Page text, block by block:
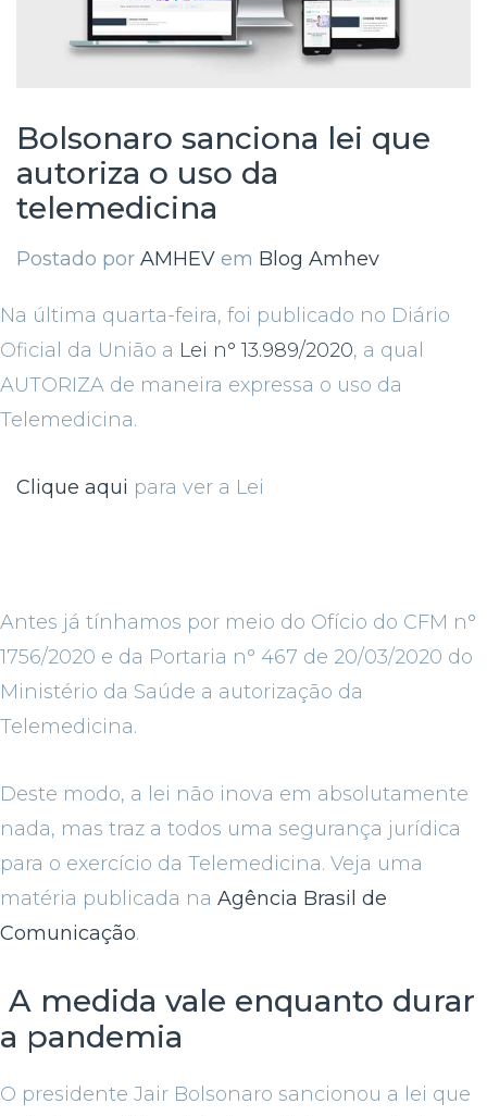
Bolsonaro sanciona lei que
autoriza o uso da
telemedicina
Postado por AMHEV em Blog Amhev
Na última quarta-feira, foi publicado no Diário
Oficial da União a Lei n° 13.989/2020, a qual
AUTORIZA de maneira expressa o uso da
Telemedicina.
Clique aqui para ver a Lei
Antes já tínhamos por meio do Ofício do CFM n°
1756/2020 e da Portaria n° 467 de 20/03/2020 do
Ministério da Saúde a autorização da
Telemedicina.
Deste modo, a lei não inova em absolutamente
nada, mas traz a todos uma segurança jurídica
para o exercício da Telemedicina. Veja uma
matéria publicada na Agência Brasil de
Comunicação.
A medida vale enquanto durar
a pandemia
O presidente Jair Bolsonaro sancionou a lei que